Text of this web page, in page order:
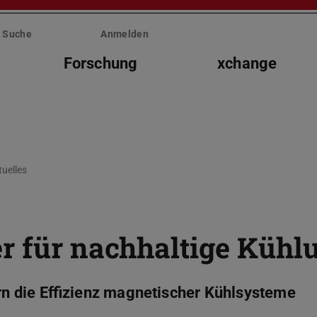
Suche Anmelden
Forschung xchange
für nachhaltige
die Effizienz magnetischer Kühlsysteme